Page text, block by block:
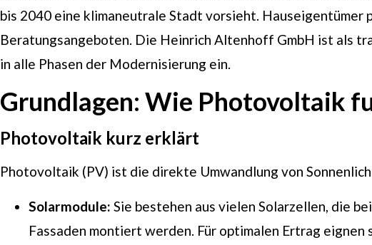
bis 2040 eine klimaneutrale Stadt vorsieht.
Beratungsangeboten. Die Heinrich Altenhoff GmbH ist als
in alle Phasen der Modernisierung ein.
Grundlagen: Wie Photovoltaik
Photovoltaik kurz erklärt
Photovoltaik (PV) ist die direkte Umwandlung von
Solarmodule: Sie bestehen aus vielen Solarzellen, die
Fassaden montiert werden. Für optimalen Ertrag eignen